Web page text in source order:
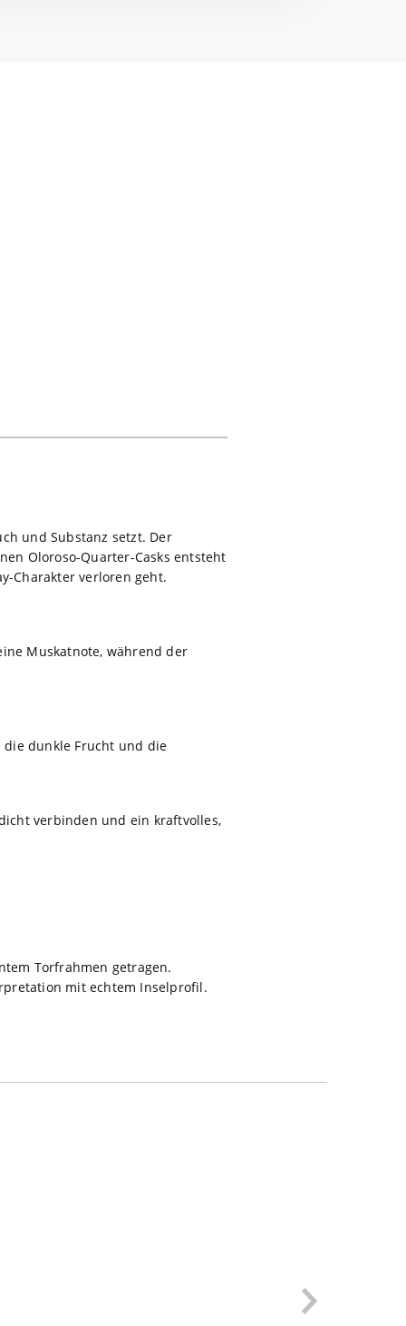
und Substanz setzt. Der
Oloroso-Quarter-Casks entsteht
Charakter verloren geht.
Muskatnote, während der
die dunkle Frucht und die
verbinden und ein kraftvolles,
Torfrahmen getragen.
mit echtem Inselprofil.